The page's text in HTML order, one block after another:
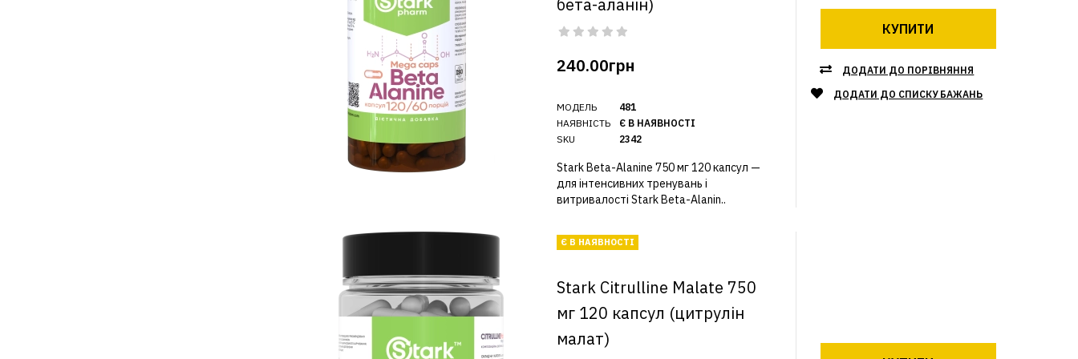
бета-аланін)
240.00грн
МОДЕЛЬ
НАЯВНІСТЬ
SKU
481
Є В НАЯВНОСТІ
2342
Stark Beta-Alanine 750 мг 120 капсул —
для інтенсивних тренувань і
витривалості Stark Beta-Alanin..
КУПИТИ
ДОДАТИ ДО ПОРІВНЯННЯ
ДОДАТИ ДО СПИСКУ БАЖАНЬ
Є В НАЯВНОСТІ
Stark Citrulline Malate 750
мг 120 капсул (цитрулін
малат)